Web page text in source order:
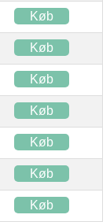
Køb
Køb
Køb
Køb
Køb
Køb
Køb